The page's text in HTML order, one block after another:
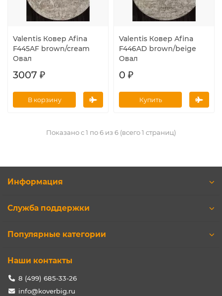
Valentis Ковер Afina
F445AF brown/cream
Овал
3007 ₽
В корзину
Valentis Ковер Afina
F446AD brown/beige
Овал
0 ₽
Купить
Показано с 1 по 6 из 6 (всего 1 страниц)
Информация
Служба поддержки
Популярные категории
Наши контакты
8 (499) 685-33-26
info@koverbig.ru